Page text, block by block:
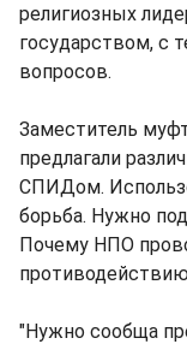
религиозных
государством, с
вопросов.
Заместитель
предлагали
СПИДом.
борьба. Нужно
Почему НПО
"Нужно сообща